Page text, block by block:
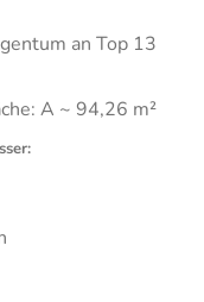
an Top 13
A ~ 94,26 m²